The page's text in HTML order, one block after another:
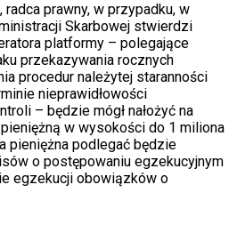
radca prawny, w przypadku, w
Skarbowej stwierdzi
platformy – polegające
przekazywania rocznych
procedur należytej staranności
nieprawidłowości
– będzie mógł nałożyć na
w wysokości do 1 miliona
pieniężna podlegać będzie
o postępowaniu egzekucyjnym
egzekucji obowiązków o